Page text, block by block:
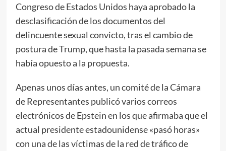
Congreso de Estados Unidos haya aprobado la
desclasificación de los documentos del
delincuente sexual convicto, tras el cambio de
postura de Trump, que hasta la pasada semana se
había opuesto a la propuesta.
Apenas unos días antes, un comité de la Cámara
de Representantes publicó varios correos
electrónicos de Epstein en los que afirmaba que el
actual presidente estadounidense «pasó horas»
con una de las víctimas de la red de tráfico de